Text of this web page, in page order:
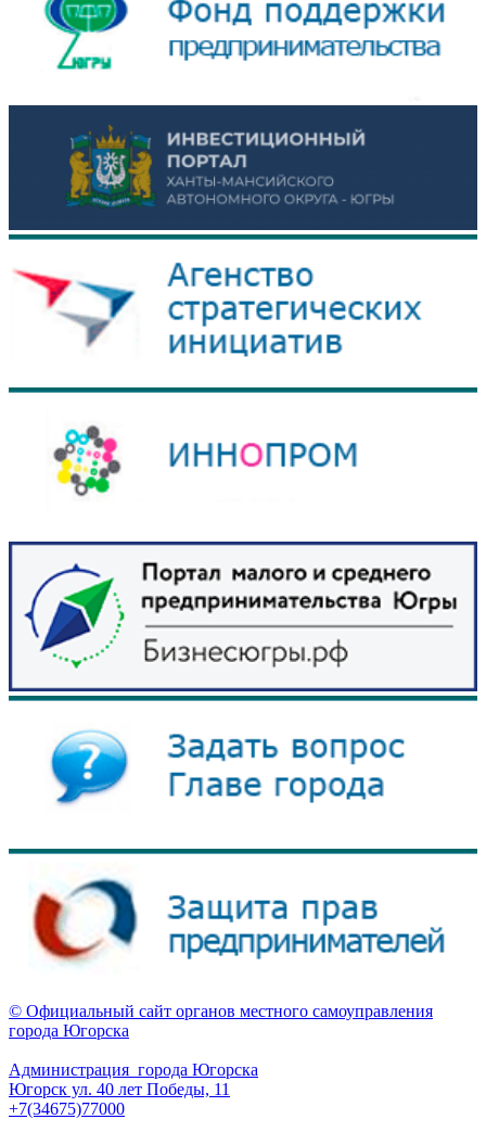
© Официальный сайт органов местного самоуправления
города Югорска
Администрация города Югорска
Югорск ул. 40 лет Победы, 11
+7(34675)77000